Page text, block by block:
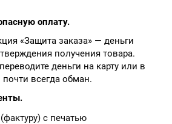
оплату.
«Защита заказа» — деньги
получения товара.
деньги на карту или в
всегда обман.
с печатью